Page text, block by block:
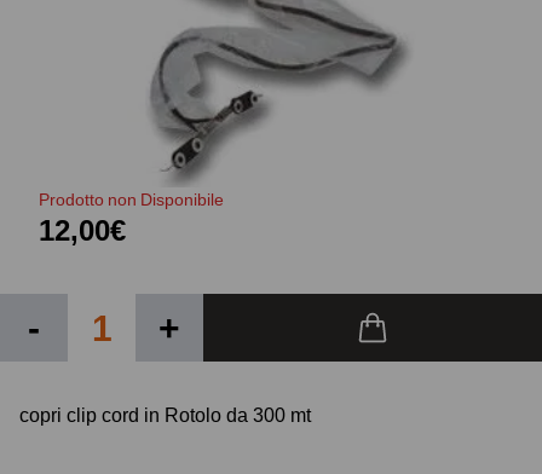
Prodotto non Disponibile
12,00€
- +
copri clip cord in Rotolo da 300 mt